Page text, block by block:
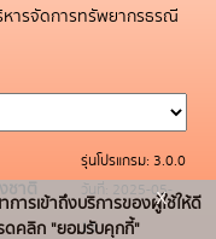
หารจัดการทรัพยากรธรณี
ชาติ
รุ่นโปรแกรม: 3.0.0
วันที่: 2025-05-
19
ารเข้าถึงบริการของผู้ใช้ให้ดี
ดคลิก "ยอมรับคุกกี้"
x